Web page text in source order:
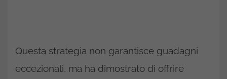
Questa strategia non garantisce guadagni
eccezionali, ma ha dimostrato di offrire